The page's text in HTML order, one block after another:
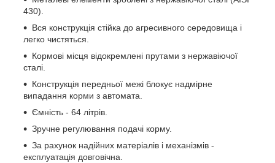
430).
Вся конструкція стійка до агресивного середовища і
легко чистяться.
Кормові місця відокремлені прутами з нержавіючої
сталі.
Конструкція передньої межі блокує надмірне
випадання корми з автомата.
Ємність - 64 літрів.
Зручне регулювання подачі корму.
За рахунок надійних матеріалів і механізмів -
експлуатація довговічна.